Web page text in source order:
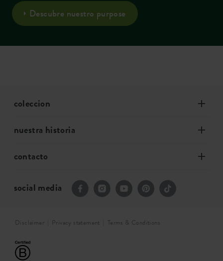
Descubre nuestro purpose
coleccion
nuestra historia
contacto
social media
Disclaimer Privacy statement Terms & Conditions